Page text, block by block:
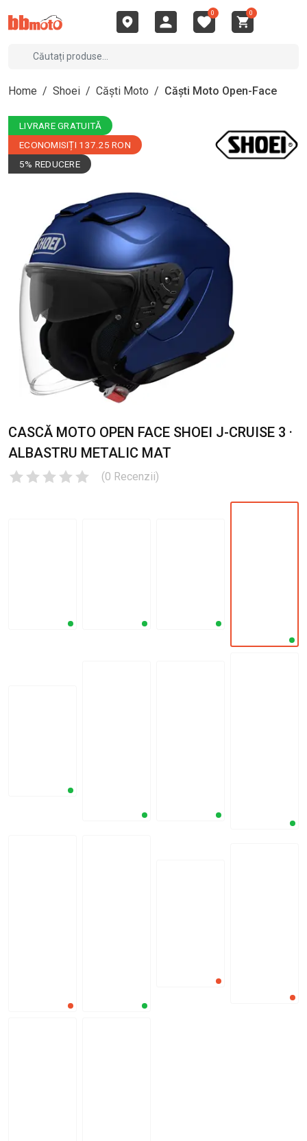
0 0
Home / Shoei / Căști Moto / Căști Moto Open-Face
LIVRARE GRATUITĂ
ECONOMISIȚI 137.25 RON
5% REDUCERE
CASCĂ MOTO OPEN FACE SHOEI J-CRUISE 3 ·
ALBASTRU METALIC MAT
(0 Recenzii)